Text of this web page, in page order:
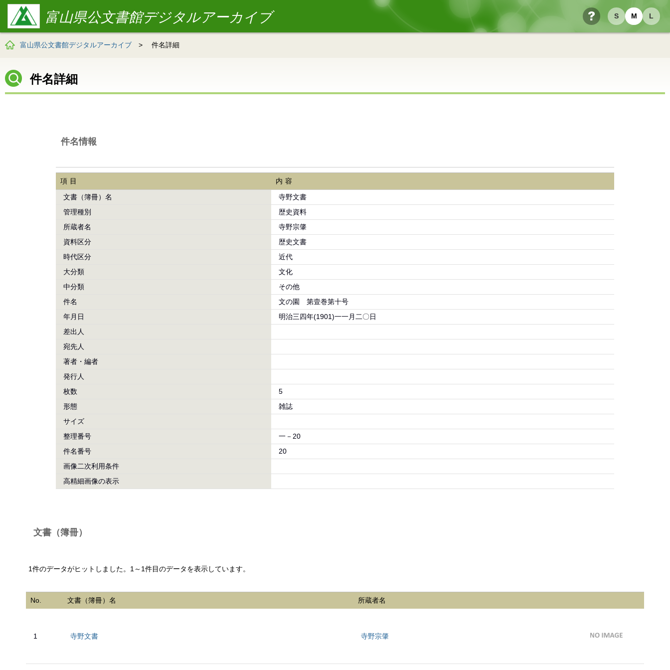
S M L
ヘルプ
富山県公文書館デジタルアーカイブ
富山県公文書館デジタルアーカイブ > 件名詳細
件名詳細
件名情報
項目
内容
文書（簿冊）名
寺野文書
管理種別
歴史資料
所蔵者名
寺野宗肇
資料区分
歴史文書
時代区分
近代
大分類
文化
中分類
その他
件名
文の園 第壹巻第十号
年月日
明治三四年(1901)一一月二〇日
差出人
宛先人
著者・編者
発行人
枚数
5
形態
雑誌
サイズ
整理番号
一－20
件名番号
20
画像二次利用条件
高精細画像の表示
文書（簿冊）
1件のデータがヒットしました。1～1件目のデータを表示しています。
No. 文書（簿冊）名 所蔵者名
1 寺野文書 寺野宗肇